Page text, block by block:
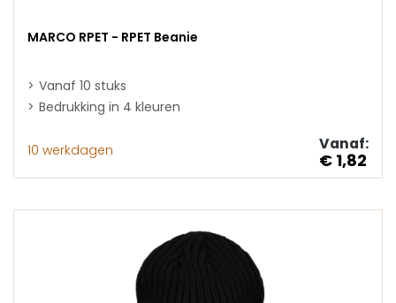
MARCO RPET - RPET Beanie
Vanaf 10 stuks
Bedrukking in 4 kleuren
10 werkdagen Vanaf:
€ 1,82